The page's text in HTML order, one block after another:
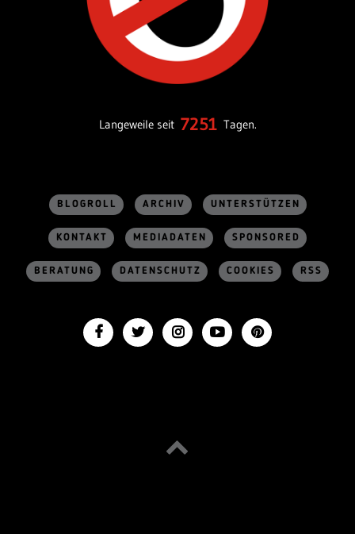
Langeweile seit 7251 Tagen.
BLOGROLL ARCHIV UNTERSTÜTZEN
KONTAKT MEDIADATEN SPONSORED
BERATUNG DATENSCHUTZ COOKIES RSS